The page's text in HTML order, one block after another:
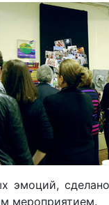
эмоций,
мероприятием.